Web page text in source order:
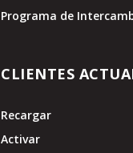
Programa de
CLIENTES
Recargar
Activar